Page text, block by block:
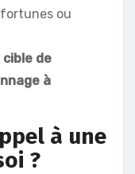
ou
de
à
à une
?